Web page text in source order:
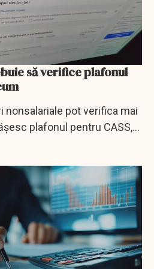
să verifice plafonul
nonsalariale pot verifica mai
plafonul pentru CASS,
a D212.